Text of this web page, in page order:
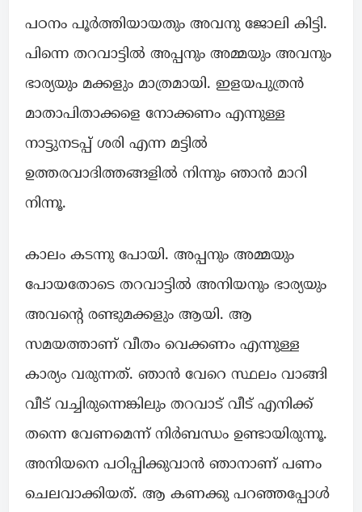
പഠനം പൂർത്തിയായതും അവനു ജോലി കിട്ടി.
പിന്നെ തറവാട്ടിൽ അപ്പനും അമ്മയും അവനും
ഭാര്യയും മക്കളും മാത്രമായി. ഇളയപുത്രൻ
മാതാപിതാക്കളെ നോക്കണം എന്നുള്ള
നാട്ടുനടപ്പ് ശരി എന്ന മട്ടിൽ
ഉത്തരവാദിത്തങ്ങളിൽ നിന്നും ഞാൻ മാറി
നിന്നൂ.
കാലം കടന്നു പോയി. അപ്പനും അമ്മയും
പോയതോടെ തറവാട്ടിൽ അനിയനും ഭാര്യയും
അവൻ്റെ രണ്ടുമക്കളും ആയി. ആ
സമയത്താണ് വീതം വെക്കണം എന്നുള്ള
കാര്യം വരുന്നത്. ഞാൻ വേറെ സ്ഥലം വാങ്ങി
വീട് വച്ചിരുന്നെങ്കിലും തറവാട് വീട് എനിക്ക്
തന്നെ വേണമെന്ന് നിർബന്ധം ഉണ്ടായിരുന്നൂ.
അനിയനെ പഠിപ്പിക്കുവാൻ ഞാനാണ് പണം
ചെലവാക്കിയത്. ആ കണക്കു പറഞ്ഞപ്പോൾ